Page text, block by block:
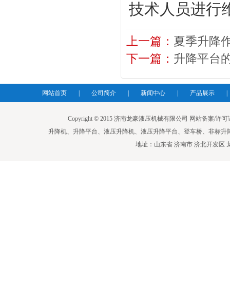
技术人员进行
上一篇： 夏季升降
下一篇： 升降平台
网站首页 公司简介 新闻中心 产品展示
Copyright © 2015 济南龙豪液压机械有限公司 网站备案/许可
升降机、升降平台、液压升降机、液压升降平台、登车桥、非标
地址：山东省 济南市 济北开发区